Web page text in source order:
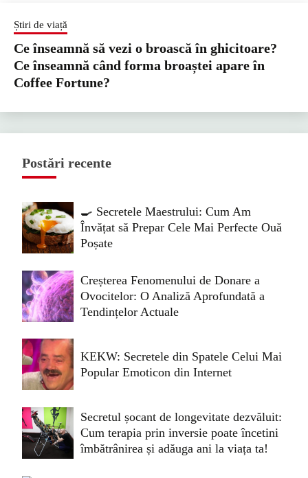
Știri de viață
Ce înseamnă să vezi o broască în ghicitoare?
Ce înseamnă când forma broaștei apare în
Coffee Fortune?
Postări recente
🍳 Secretele Maestrului: Cum Am
Învățat să Prepar Cele Mai Perfecte Ouă
Poșate
Creșterea Fenomenului de Donare a
Ovocitelor: O Analiză Aprofundată a
Tendințelor Actuale
KEKW: Secretele din Spatele Celui Mai
Popular Emoticon din Internet
Secretul șocant de longevitate dezvăluit:
Cum terapia prin inversie poate încetini
îmbătrânirea și adăuga ani la viața ta!